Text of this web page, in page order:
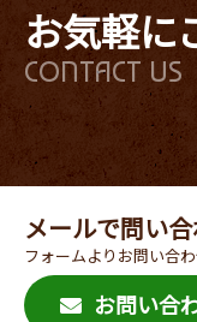
お気軽に
CONTACT US
メールで問い
フォームよりお問い合わ
お問い合